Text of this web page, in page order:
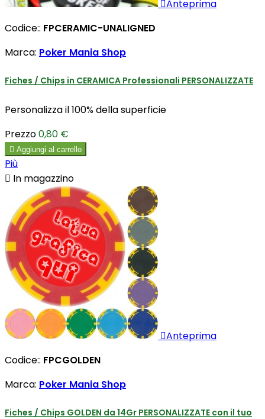
Anteprima
Codice:: FPCERAMIC-UNALIGNED
Marca: Poker Mania Shop
Fiches / Chips in CERAMICA Professionali PERSONALIZZATE
Personalizza il 100% della superficie
Prezzo0,80 €
 Aggiungi al carrello
Più
 In magazzino
Anteprima
Codice:: FPCGOLDEN
Marca: Poker Mania Shop
Fiches / Chips GOLDEN da 14Gr PERSONALIZZATE con il tuo